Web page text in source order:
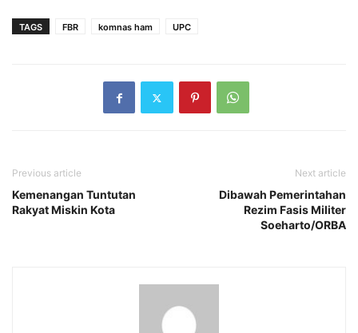
TAGS FBR komnas ham UPC
Previous article
Kemenangan Tuntutan
Rakyat Miskin Kota
Next article
Dibawah Pemerintahan
Rezim Fasis Militer
Soeharto/ORBA